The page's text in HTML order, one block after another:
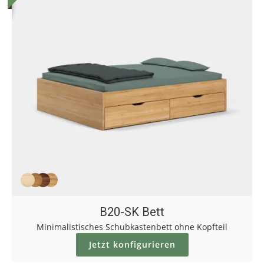
B20-SK Bett
Minimalistisches Schubkastenbett ohne Kopfteil
Jetzt konfigurieren